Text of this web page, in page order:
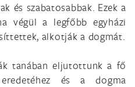
és szabatosabbak. Ezek a
végül a legfőbb egyházi
alkotják a dogmát.
tanában eljutottunk a fő
és a dogma